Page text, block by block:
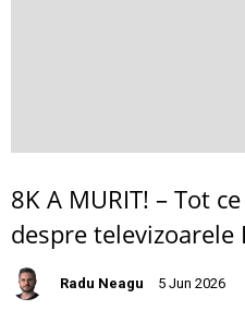
8K A MURIT! – Tot
despre televizoarele
Radu Neagu 5 Jun 2026